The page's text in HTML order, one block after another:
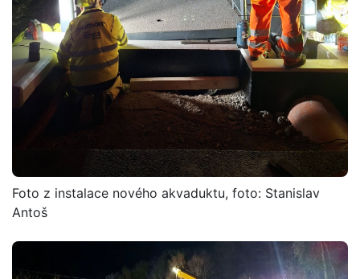
Foto z instalace nového akvaduktu, foto: Stanislav
Antoš